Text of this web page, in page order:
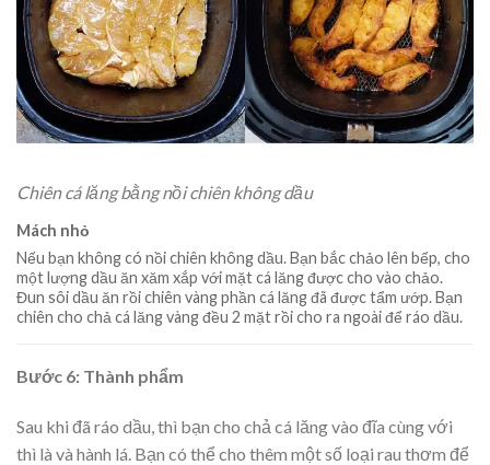
Chiên cá lăng bằng nồi chiên không dầu
Mách nhỏ
Nếu bạn không có nồi chiên không dầu. Bạn bắc chảo lên bếp, cho
một lượng dầu ăn xăm xắp với mặt cá lăng được cho vào chảo.
Đun sôi dầu ăn rồi chiên vàng phần cá lăng đã được tẩm ướp. Bạn
chiên cho chả cá lăng vàng đều 2 mặt rồi cho ra ngoài để ráo dầu.
Bước 6: Thành phẩm
Sau khi đã ráo dầu, thì bạn cho chả cá lăng vào đĩa cùng với
thì là và hành lá. Bạn có thể cho thêm một số loại rau thơm để